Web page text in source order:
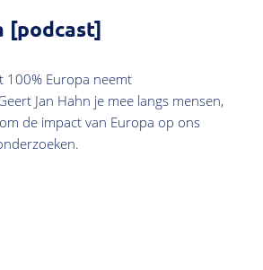
[podcast]
100% Europa neemt
Jan Hahn je mee langs mensen,
de impact van Europa op ons